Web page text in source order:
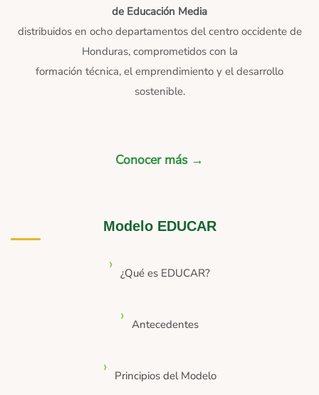
de Educación Media
distribuidos en ocho departamentos del centro occidente de
Honduras, comprometidos con la
formación técnica, el emprendimiento y el desarrollo
sostenible.
Conocer más →
Modelo EDUCAR
¿Qué es EDUCAR?
Antecedentes
Principios del Modelo